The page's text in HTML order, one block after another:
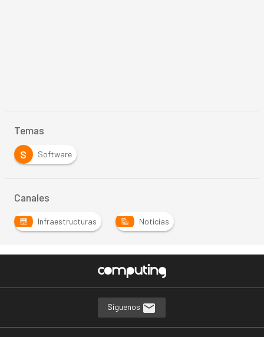
Temas
S
Software
Canales
Infraestructuras Noticias
Síguenos